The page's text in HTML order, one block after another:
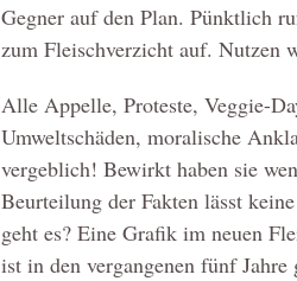
Gegner auf den Plan. Pünktlich
zum Fleischverzicht auf. Nutzen
Alle Appelle, Proteste, Veggie-
Umweltschäden, moralische
vergeblich! Bewirkt haben sie
Beurteilung der Fakten lässt
geht es? Eine Grafik im neuen
ist in den vergangenen fünf